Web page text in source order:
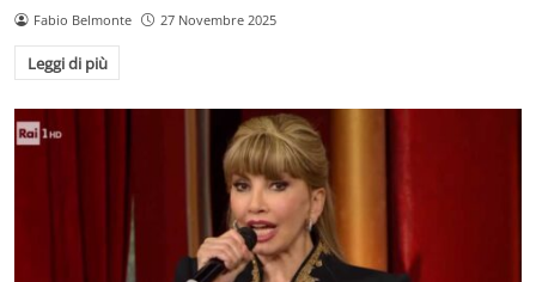
Fabio Belmonte 27 Novembre 2025
Leggi di più